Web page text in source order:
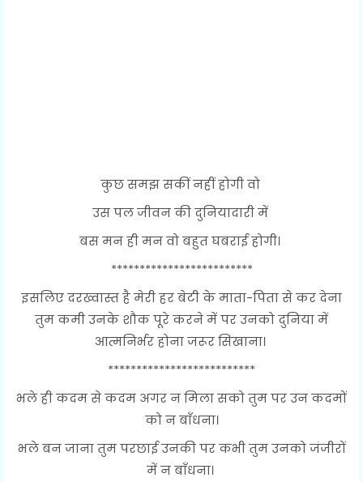
कुछ समझ सकीं नहीं होगी वो
उस पल जीवन की दुनियादारी में
बस मन ही मन वो बहुत घबराई होगी।
*************************
इसलिए दरख्वास्त है मेरी हर बेटी के माता-पिता से कर देना
तुम कमी उनके शौक पूरे करने में पर उनको दुनिया में
आत्मनिर्भर होना जरूर सिखाना।
**************************
भले ही कदम से कदम अगर न मिला सको तुम पर उन कदमों
को न बाँधना।
भले बन जाना तुम परछाई उनकी पर कभी तुम उनको जंजीरों
में न बाँधना।